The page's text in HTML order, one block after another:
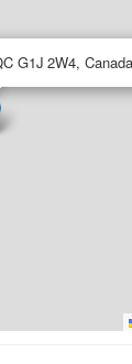
G1J 2W4, Canada